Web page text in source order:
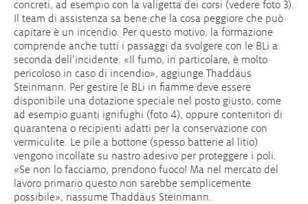
concreti, ad esempio con la valigetta dei corsi (vedere foto 3).
Il team di assistenza sa bene che la cosa peggiore che può
capitare è un incendio. Per questo motivo, la formazione
comprende anche tutti i passaggi da svolgere con le BLi a
seconda dell’incidente. «Il fumo, in particolare, è molto
pericoloso in caso di incendio», aggiunge Thaddäus
Steinmann. Per gestire le BLi in fiamme deve essere
disponibile una dotazione speciale nel posto giusto, come
ad esempio guanti ignifughi (foto 4), oppure contenitori di
quarantena o recipienti adatti per la conservazione con
vermiculite. Le pile a bottone (spesso batterie al litio)
vengono incollate su nastro adesivo per proteggere i poli.
«Se non lo facciamo, prendono fuoco! Ma nel mercato del
lavoro primario questo non sarebbe semplicemente
possibile», riassume Thaddäus Steinmann.